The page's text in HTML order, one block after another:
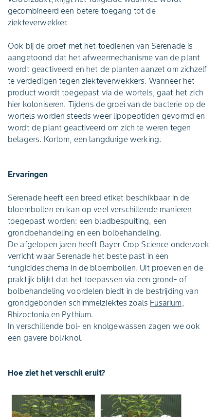
gecombineerd een betere toegang tot de
ziekteverwekker.
Ook bij de proef met het toedienen van Serenade is
aangetoond dat het afweermechanisme van de plant
wordt geactiveerd en het de planten aanzet om zichzelf
te verdedigen tegen ziekteverwekkers. Wanneer het
product wordt toegepast via de wortels, gaat het zich
hier koloniseren. Tijdens de groei van de bacterie op de
wortels worden steeds weer lipopeptiden gevormd en
wordt de plant geactiveerd om zich te weren tegen
belagers. Kortom, een langdurige werking.
Ervaringen
Serenade heeft een breed etiket beschikbaar in de
bloembollen en kan op veel verschillende manieren
toegepast worden: een bladbespuiting, een
grondbehandeling en een bolbehandeling.
De afgelopen jaren heeft Bayer Crop Science onderzoek
verricht waar Serenade het beste past in een
fungicideschema in de bloembollen. Uit proeven en de
praktijk blijkt dat het toepassen via een grond- of
bolbehandeling voordelen biedt in de bestrijding van
grondgebonden schimmelziektes zoals Fusarium,
Rhizoctonia en Pythium.
In verschillende bol- en knolgewassen zagen we ook
een gavere bol/knol.
Hoe ziet het verschil eruit?